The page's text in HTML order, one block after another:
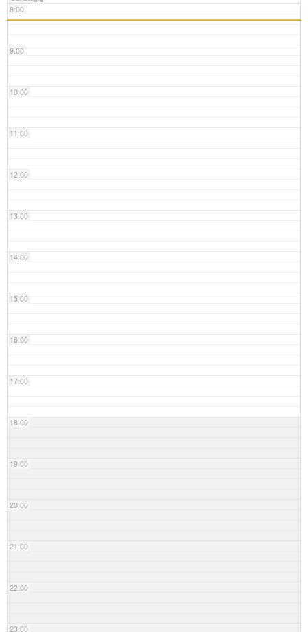
8:00
9:00
10:00
11:00
12:00
13:00
14:00
15:00
16:00
17:00
18:00
19:00
20:00
21:00
22:00
23:00